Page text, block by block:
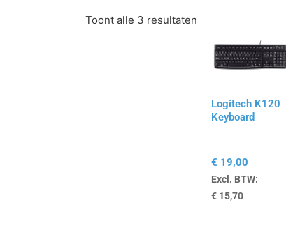
Toont alle 3 resultaten
Logitech K120
Keyboard
€ 19,00
Excl. BTW:
€ 15,70